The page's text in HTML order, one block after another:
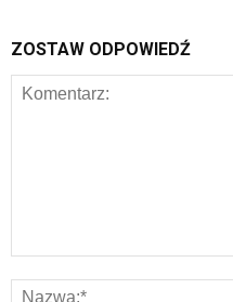
ZOSTAW ODPOWIEDŹ